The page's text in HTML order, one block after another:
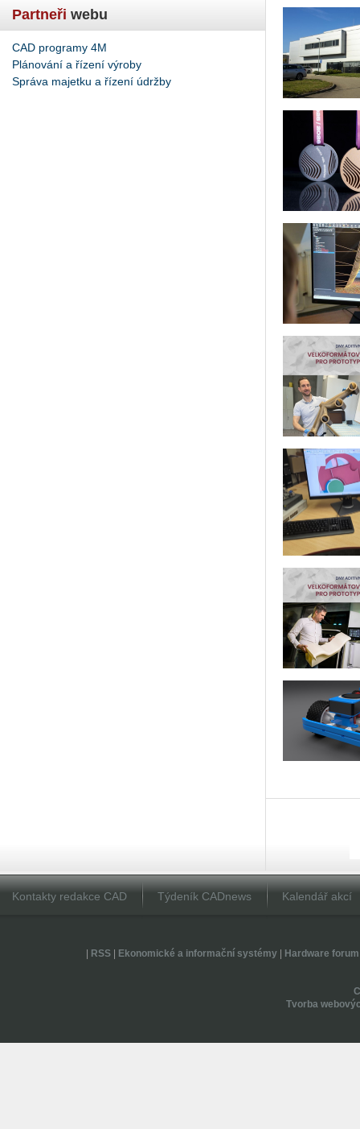
Partneři webu
CAD programy 4M
Plánování a řízení výroby
Správa majetku a řízení údržby
Kontakty redakce CAD Týdeník CADnews Kalendář akcí
RSS| Ekonomické a informační systémy| Hardware forum
Tvorba